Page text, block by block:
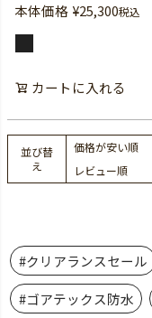
本体価格 ¥25,300税込
カートに入れる
並び替
え
価格が安い順
レビュー順
#クリアランスセール
#ゴアテックス防水